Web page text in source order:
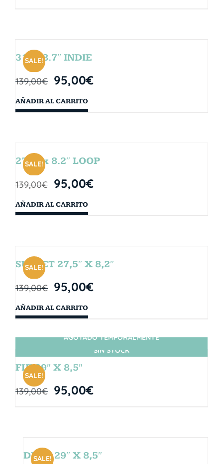
SALE!
31″ x 8.7″ INDIE
139,00€ 95,00€
AÑADIR AL CARRITO
SALE!
27.5″ x 8.2″ LOOP
139,00€ 95,00€
AÑADIR AL CARRITO
SALE!
SUNSET 27,5″ X 8,2″
139,00€ 95,00€
AÑADIR AL CARRITO
SIN STOCK
SALE!
AGOTADO TEMPORALMENTE
FIJI 29″ X 8,5″
139,00€ 95,00€
SALE!
DROP 29″ X 8,5″